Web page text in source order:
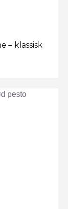
– klassisk